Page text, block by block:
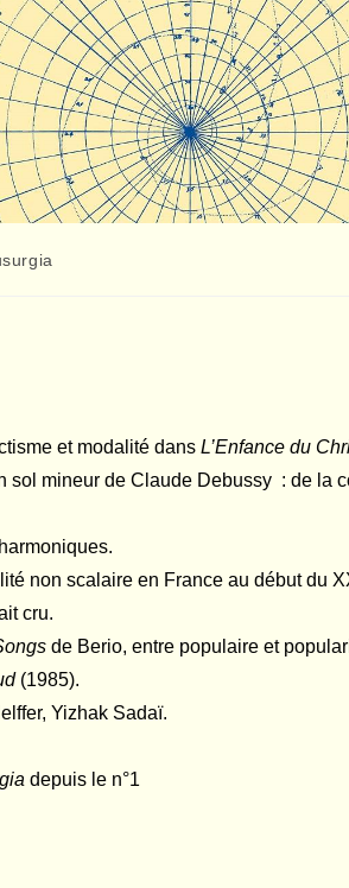
et modalité dans L’Enfance du
sol mineur de Claude Debussy : de la
non scalaire en France au début du
cru.
de Berio, entre populaire et
(1985).
Yizhak Sadaï.
depuis le n°1